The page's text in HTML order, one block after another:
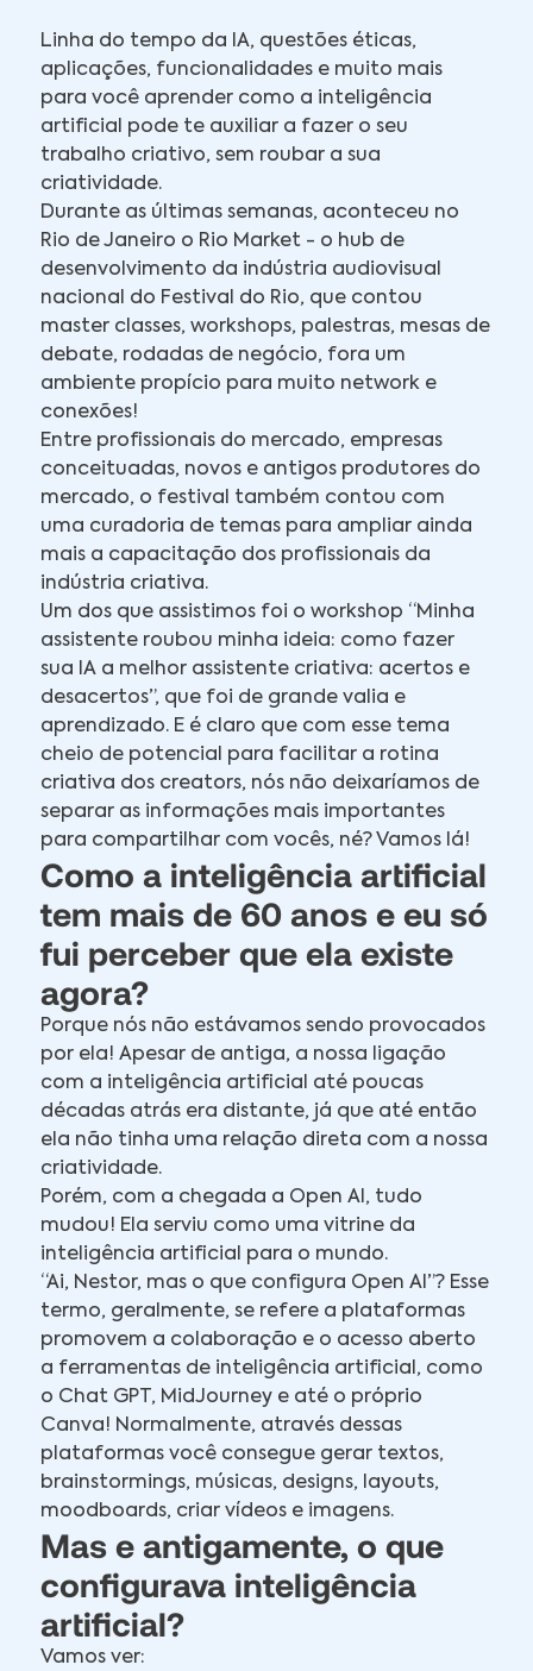
Linha do tempo da IA, questões éticas,
aplicações, funcionalidades e muito mais
para você aprender como a inteligência
artificial pode te auxiliar a fazer o seu
trabalho criativo, sem roubar a sua
criatividade.
Durante as últimas semanas, aconteceu no
Rio de Janeiro o Rio Market - o hub de
desenvolvimento da indústria audiovisual
nacional do Festival do Rio, que contou
master classes, workshops, palestras, mesas de
debate, rodadas de negócio, fora um
ambiente propício para muito network e
conexões!
Entre profissionais do mercado, empresas
conceituadas, novos e antigos produtores do
mercado, o festival também contou com
uma curadoria de temas para ampliar ainda
mais a capacitação dos profissionais da
indústria criativa.
Um dos que assistimos foi o workshop “Minha
assistente roubou minha ideia: como fazer
sua IA a melhor assistente criativa: acertos e
desacertos”, que foi de grande valia e
aprendizado. E é claro que com esse tema
cheio de potencial para facilitar a rotina
criativa dos creators, nós não deixaríamos de
separar as informações mais importantes
para compartilhar com vocês, né? Vamos lá!
Como a inteligência artificial
tem mais de 60 anos e eu só
fui perceber que ela existe
agora?
Porque nós não estávamos sendo provocados
por ela! Apesar de antiga, a nossa ligação
com a inteligência artificial até poucas
décadas atrás era distante, já que até então
ela não tinha uma relação direta com a nossa
criatividade.
Porém, com a chegada a Open AI, tudo
mudou! Ela serviu como uma vitrine da
inteligência artificial para o mundo.
“Ai, Nestor, mas o que configura Open AI”? Esse
termo, geralmente, se refere a plataformas
promovem a colaboração e o acesso aberto
a ferramentas de inteligência artificial, como
o Chat GPT, MidJourney e até o próprio
Canva! Normalmente, através dessas
plataformas você consegue gerar textos,
brainstormings, músicas, designs, layouts,
moodboards, criar vídeos e imagens.
Mas e antigamente, o que
configurava inteligência
artificial?
Vamos ver: